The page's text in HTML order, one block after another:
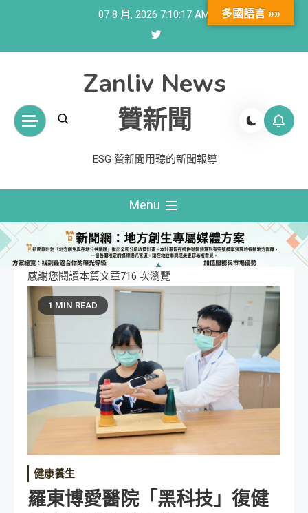
07 8 月, 2026 7:10:18 AM
Zanliv News
贊新聞
ESG 贊新聞用聽的新聞報導
Menu
感謝您閱讀本篇文章716 次瀏覽
1 MIN READ
健康養生
羅東博愛醫院「黑科技」復健
多國語言 »»